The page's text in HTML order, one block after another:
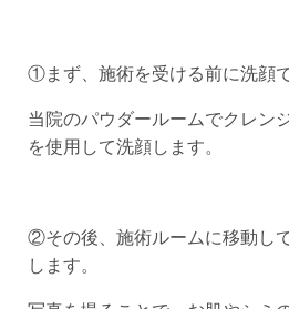
①まず、施術を受ける前に洗顔で
当院のパウダールームでクレン
を使用して洗顔します。
②その後、施術ルームに移動し
します。